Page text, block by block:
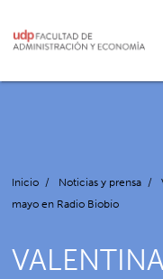
Inicio / Noticias y prensa /
mayo en Radio Biobío